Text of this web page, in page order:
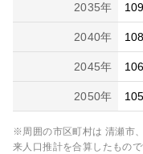
2035年
2040年
2045年
2050年
※周囲の市区町村は 清瀬市
来人口推計を合算したもので